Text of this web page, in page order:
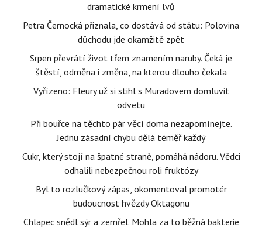
dramatické krmení lvů
Petra Černocká přiznala, co dostává od státu: Polovina
důchodu jde okamžitě zpět
Srpen převrátí život třem znamením naruby. Čeká je
štěstí, odměna i změna, na kterou dlouho čekala
Vyřízeno: Fleury už si stihl s Muradovem domluvit
odvetu
Při bouřce na těchto pár věcí doma nezapomínejte.
Jednu zásadní chybu dělá téměř každý
Cukr, který stojí na špatné straně, pomáhá nádoru. Vědci
odhalili nebezpečnou roli fruktózy
Byl to rozlučkový zápas, okomentoval promotér
budoucnost hvězdy Oktagonu
Chlapec snědl sýr a zemřel. Mohla za to běžná bakterie